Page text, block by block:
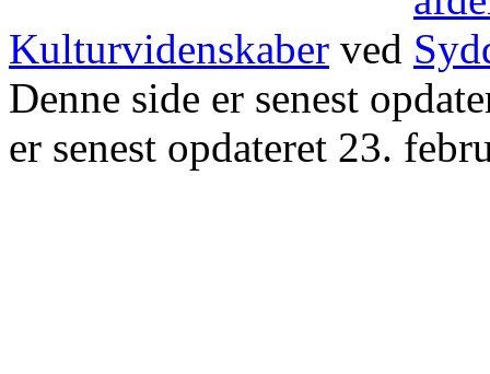
Kulturvidenskaber ved
Denne side er senest
er senest opdateret 23.